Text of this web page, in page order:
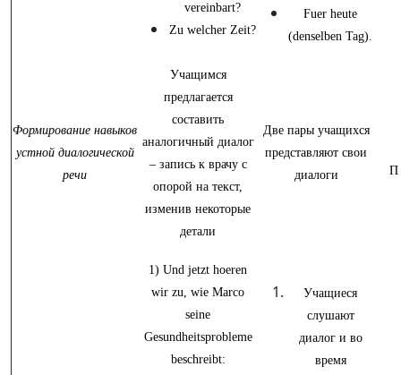
vereinbart?
Zu welcher Zeit?
Fuer heute
(denselben Tag).
Формирование навыков
устной диалогической
речи
Учащимся
предлагается
составить
аналогичный диалог
– запись к врачу с
опорой на текст,
изменив некоторые
детали
Две пары учащихся
представляют свои
диалоги
П
1) Und jetzt hoeren
wir zu, wie Marco
seine
Gesundheitsprobleme
beschreibt:
Учащиеся
слушают
диалог и во
время